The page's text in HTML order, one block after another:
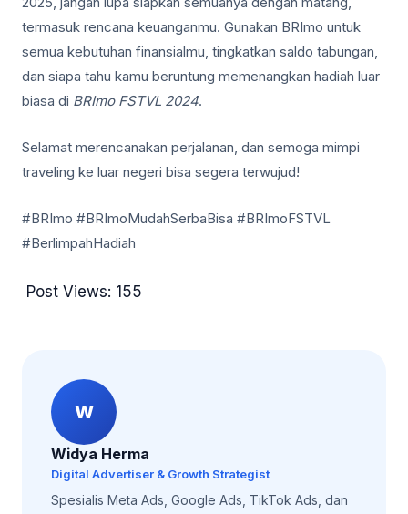
termasuk rencana keuanganmu. Gunakan BRImo untuk
semua kebutuhan finansialmu, tingkatkan saldo tabungan,
dan siapa tahu kamu beruntung memenangkan hadiah luar
biasa di BRImo FSTVL 2024.
Selamat merencanakan perjalanan, dan semoga mimpi
traveling ke luar negeri bisa segera terwujud!
#BRImo #BRImoMudahSerbaBisa #BRImoFSTVL
#BerlimpahHadiah
Post Views: 155
W
Widya Herma
Digital Advertiser & Growth Strategist
Spesialis Meta Ads, Google Ads, TikTok Ads, dan